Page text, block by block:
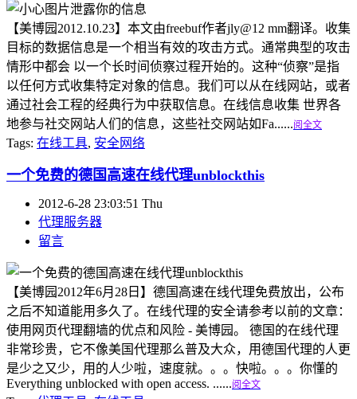
【美博园2012.10.23】本文由freebuf作者jly@12 mm翻译。收集
目标的数据信息是一个相当有效的攻击方式。通常典型的攻击
情形中都会 以一个长时间侦察过程开始的。这种“侦察”是指
以任何方式收集特定对象的信息。我们可以从在线网站，或者
通过社会工程的经典行为中获取信息。在线信息收集 世界各
地参与社交网站人们的信息，这些社交网站如Fa......阅全文
Tags: 在线工具, 安全网络
一个免费的德国高速在线代理unblockthis
2012-6-28 23:03:51 Thu
代理服务器
留言
【美博园2012年6月28日】德国高速在线代理免费放出，公布
之后不知道能用多久了。在线代理的安全请参考以前的文章：
使用网页代理翻墙的优点和风险 - 美博园。 德国的在线代理
非常珍贵，它不像美国代理那么普及大众，用德国代理的人更
是少之又少，用的人少啦，速度就。。。快啦。。。你懂的
Everything unblocked with open access. ......阅全文